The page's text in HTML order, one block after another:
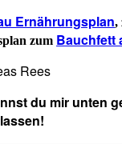
Ernährungsplan,
zum Bauchfett
Rees
du mir unten